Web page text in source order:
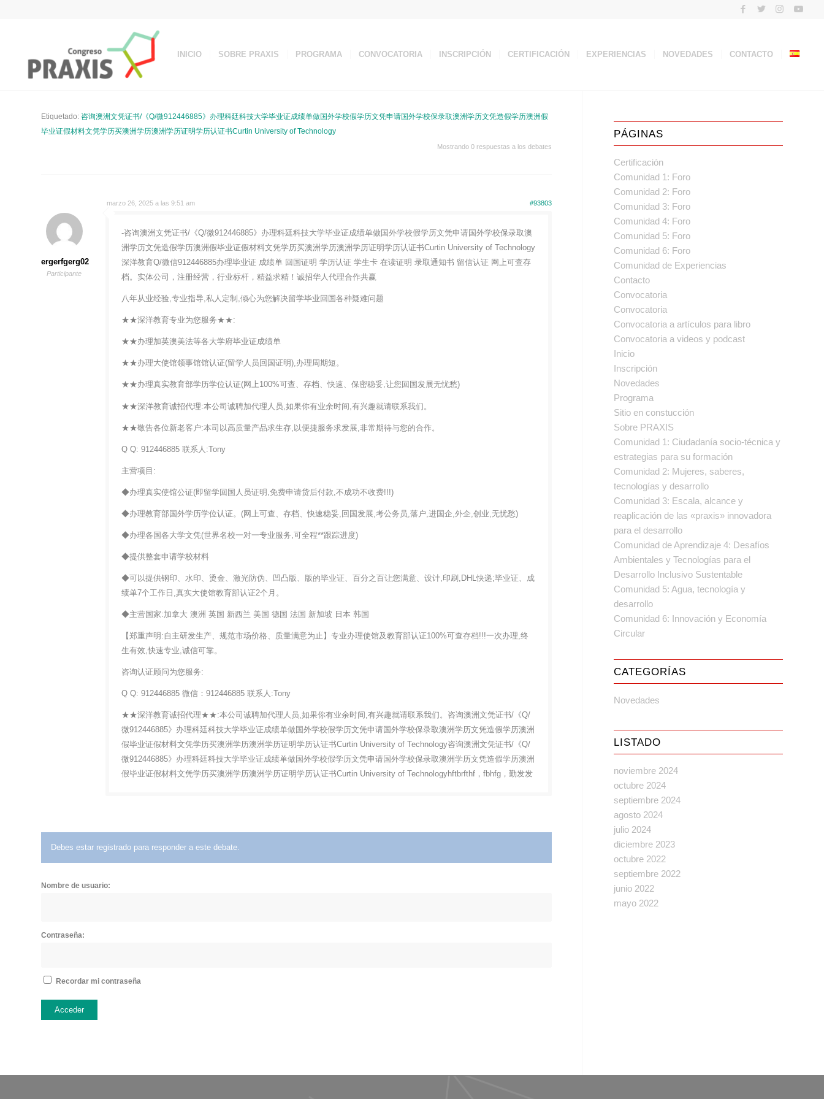
INICIO SOBRE PRAXIS PROGRAMA CONVOCATORIA INSCRIPCIÓN CERTIFICACIÓN EXPERIENCIAS NOVEDADES CONTACTO
Etiquetado: 咨询澳洲文凭证书/《Q/微912446885》办理科廷科技大学毕业证成绩单做国外学校假学历文凭申请国外学校保录取澳洲学历文凭造假学历澳洲假
毕业证假材料文凭学历买澳洲学历澳洲学历证明学历认证书Curtin University of Technology
Mostrando 0 respuestas a los debates
marzo 26, 2025 a las 9:51 am #93803
ergerfgerg02
Participante
-咨询澳洲文凭证书/《Q/微912446885》办理科廷科技大学毕业证成绩单做国外学校假学历文凭申请国外学校保录取澳
洲学历文凭造假学历澳洲假毕业证假材料文凭学历买澳洲学历澳洲学历证明学历认证书Curtin University of Technology
深洋教育Q/微信912446885办理毕业证 成绩单 回国证明 学历认证 学生卡 在读证明 录取通知书 留信认证 网上可查存
档。实体公司，注册经营，行业标杆，精益求精！诚招华人代理合作共赢
八年从业经验,专业指导,私人定制,倾心为您解决留学毕业回国各种疑难问题
★★深洋教育专业为您服务★★:
★★办理加英澳美法等各大学府毕业证成绩单
★★办理大使馆领事馆馆认证(留学人员回国证明),办理周期短。
★★办理真实教育部学历学位认证(网上100%可查、存档、快速、保密稳妥,让您回国发展无忧愁)
★★深洋教育诚招代理:本公司诚聘加代理人员,如果你有业余时间,有兴趣就请联系我们。
★★敬告各位新老客户:本司以高质量产品求生存,以便捷服务求发展,非常期待与您的合作。
Q Q: 912446885 联系人:Tony
主营项目:
◆办理真实使馆公证(即留学回国人员证明,免费申请货后付款,不成功不收费!!!)
◆办理教育部国外学历学位认证。(网上可查、存档、快速稳妥,回国发展,考公务员,落户,进国企,外企,创业,无忧愁)
◆办理各国各大学文凭(世界名校一对一专业服务,可全程**跟踪进度)
◆提供整套申请学校材料
◆可以提供钢印、水印、烫金、激光防伪、凹凸版、版的毕业证、百分之百让您满意、设计,印刷,DHL快递;毕业证、成
绩单7个工作日,真实大使馆教育部认证2个月。
◆主营国家:加拿大 澳洲 英国 新西兰 美国 德国 法国 新加坡 日本 韩国
【郑重声明:自主研发生产、规范市场价格、质量满意为止】专业办理使馆及教育部认证100%可查存档!!!一次办理,终
生有效,快速专业,诚信可靠。
咨询认证顾问为您服务:
Q Q: 912446885 微信：912446885 联系人:Tony
★★深洋教育诚招代理★★:本公司诚聘加代理人员,如果你有业余时间,有兴趣就请联系我们。咨询澳洲文凭证书/《Q/
微912446885》办理科廷科技大学毕业证成绩单做国外学校假学历文凭申请国外学校保录取澳洲学历文凭造假学历澳洲
假毕业证假材料文凭学历买澳洲学历澳洲学历证明学历认证书Curtin University of Technology咨询澳洲文凭证书/《Q/
微912446885》办理科廷科技大学毕业证成绩单做国外学校假学历文凭申请国外学校保录取澳洲学历文凭造假学历澳洲
假毕业证假材料文凭学历买澳洲学历澳洲学历证明学历认证书Curtin University of Technologyhftbrfthf，fbhfg，勤发发
Debes estar registrado para responder a este debate.
Nombre de usuario:
Contraseña:
Recordar mi contraseña
Acceder
PÁGINAS
Certificación
Comunidad 1: Foro
Comunidad 2: Foro
Comunidad 3: Foro
Comunidad 4: Foro
Comunidad 5: Foro
Comunidad 6: Foro
Comunidad de Experiencias
Contacto
Convocatoria
Convocatoria
Convocatoria a artículos para libro
Convocatoria a videos y podcast
Inicio
Inscripción
Novedades
Programa
Sitio en constucción
Sobre PRAXIS
Comunidad 1: Ciudadanía socio-técnica y
estrategias para su formación
Comunidad 2: Mujeres, saberes,
tecnologías y desarrollo
Comunidad 3: Escala, alcance y
reaplicación de las «praxis» innovadora
para el desarrollo
Comunidad de Aprendizaje 4: Desafíos
Ambientales y Tecnologías para el
Desarrollo Inclusivo Sustentable
Comunidad 5: Agua, tecnología y
desarrollo
Comunidad 6: Innovación y Economía
Circular
CATEGORÍAS
Novedades
LISTADO
noviembre 2024
octubre 2024
septiembre 2024
agosto 2024
julio 2024
diciembre 2023
octubre 2022
septiembre 2022
junio 2022
mayo 2022